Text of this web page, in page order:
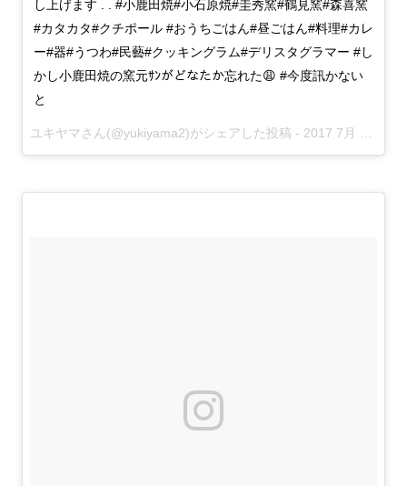
し上げます . . #小鹿田焼#小石原焼#圭秀窯#鶴見窯#森喜窯
#カタカタ#クチポール #おうちごはん#昼ごはん#料理#カレ
ー#器#うつわ#民藝#クッキングラム#デリスタグラマー #し
かし小鹿田焼の窯元ｻﾝがどなたか忘れた😩 #今度訊かない
と
ユキヤマさん(@yukiyama2)がシェアした投稿 - 2017 7月 13 8:03午後 PDT